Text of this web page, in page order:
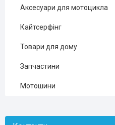
Аксесуари для мотоцикла
Кайтсерфінг
Товари для дому
Запчастини
Мотошини